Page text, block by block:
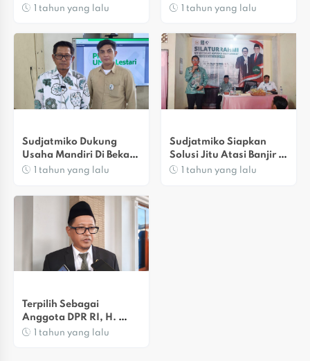
Atasi Ongkos
1 tahun yang lalu
Satria Saat Halalbihalal
1 tahun yang lalu
Sudjatmiko Dukung
Usaha Mandiri Di Bekasi
Utara Lewat UMKM
1 tahun yang lalu
Sudjatmiko Siapkan
Solusi Jitu Atasi Banjir Di
Duren Jaya Bekasi
1 tahun yang lalu
Terpilih Sebagai
Anggota DPR RI, H.
Sudjatmiko Gelar
1 tahun yang lalu